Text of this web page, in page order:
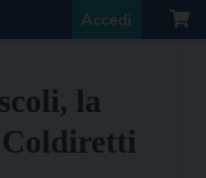
Accedi
la